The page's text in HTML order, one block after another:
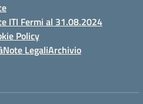
ITI Fermi al 31.08.2024
Policy
Note LegaliArchivio